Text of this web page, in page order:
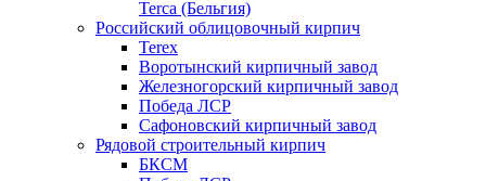
Terca (Бельгия)
Российский облицовочный кирпич
Terex
Воротынский кирпичный завод
Железногорский кирпичный завод
Победа ЛСР
Сафоновский кирпичный завод
Рядовой строительный кирпич
БКСМ